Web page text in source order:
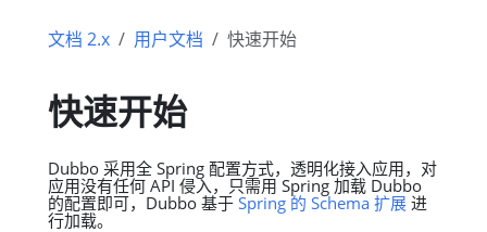
文档 2.x 用户文档 快速开始
快速开始
Dubbo 采用全 Spring 配置方式，透明化接入应用，对
应用没有任何 API 侵入，只需用 Spring 加载 Dubbo
的配置即可，Dubbo 基于 Spring 的 Schema 扩展 进
行加载。